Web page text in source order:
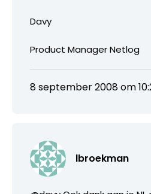
Davy
Product Manager Netlog
8 september 2008 om
lbroekman